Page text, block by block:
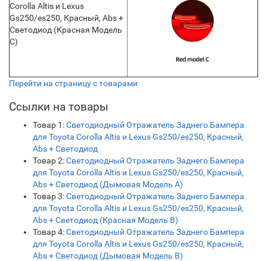
Corolla Altis и Lexus
Gs250/es250, Красный, Abs +
Светодиод (Красная Модель
C)
Перейти на страницу с товарами
Ссылки на товары
Товар 1:Светодиодный Отражатель Заднего Бампера
для Toyota Corolla Altis и Lexus Gs250/es250, Красный,
Abs + Светодиод
Товар 2:Светодиодный Отражатель Заднего Бампера
для Toyota Corolla Altis и Lexus Gs250/es250, Красный,
Abs + Светодиод (Дымовая Модель A)
Товар 3:Светодиодный Отражатель Заднего Бампера
для Toyota Corolla Altis и Lexus Gs250/es250, Красный,
Abs + Светодиод (Красная Модель B)
Товар 4:Светодиодный Отражатель Заднего Бампера
для Toyota Corolla Altis и Lexus Gs250/es250, Красный,
Abs + Светодиод (Дымовая Модель B)